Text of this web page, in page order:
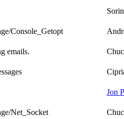
Console_Getopt
emails.
Jon
Net_Socket